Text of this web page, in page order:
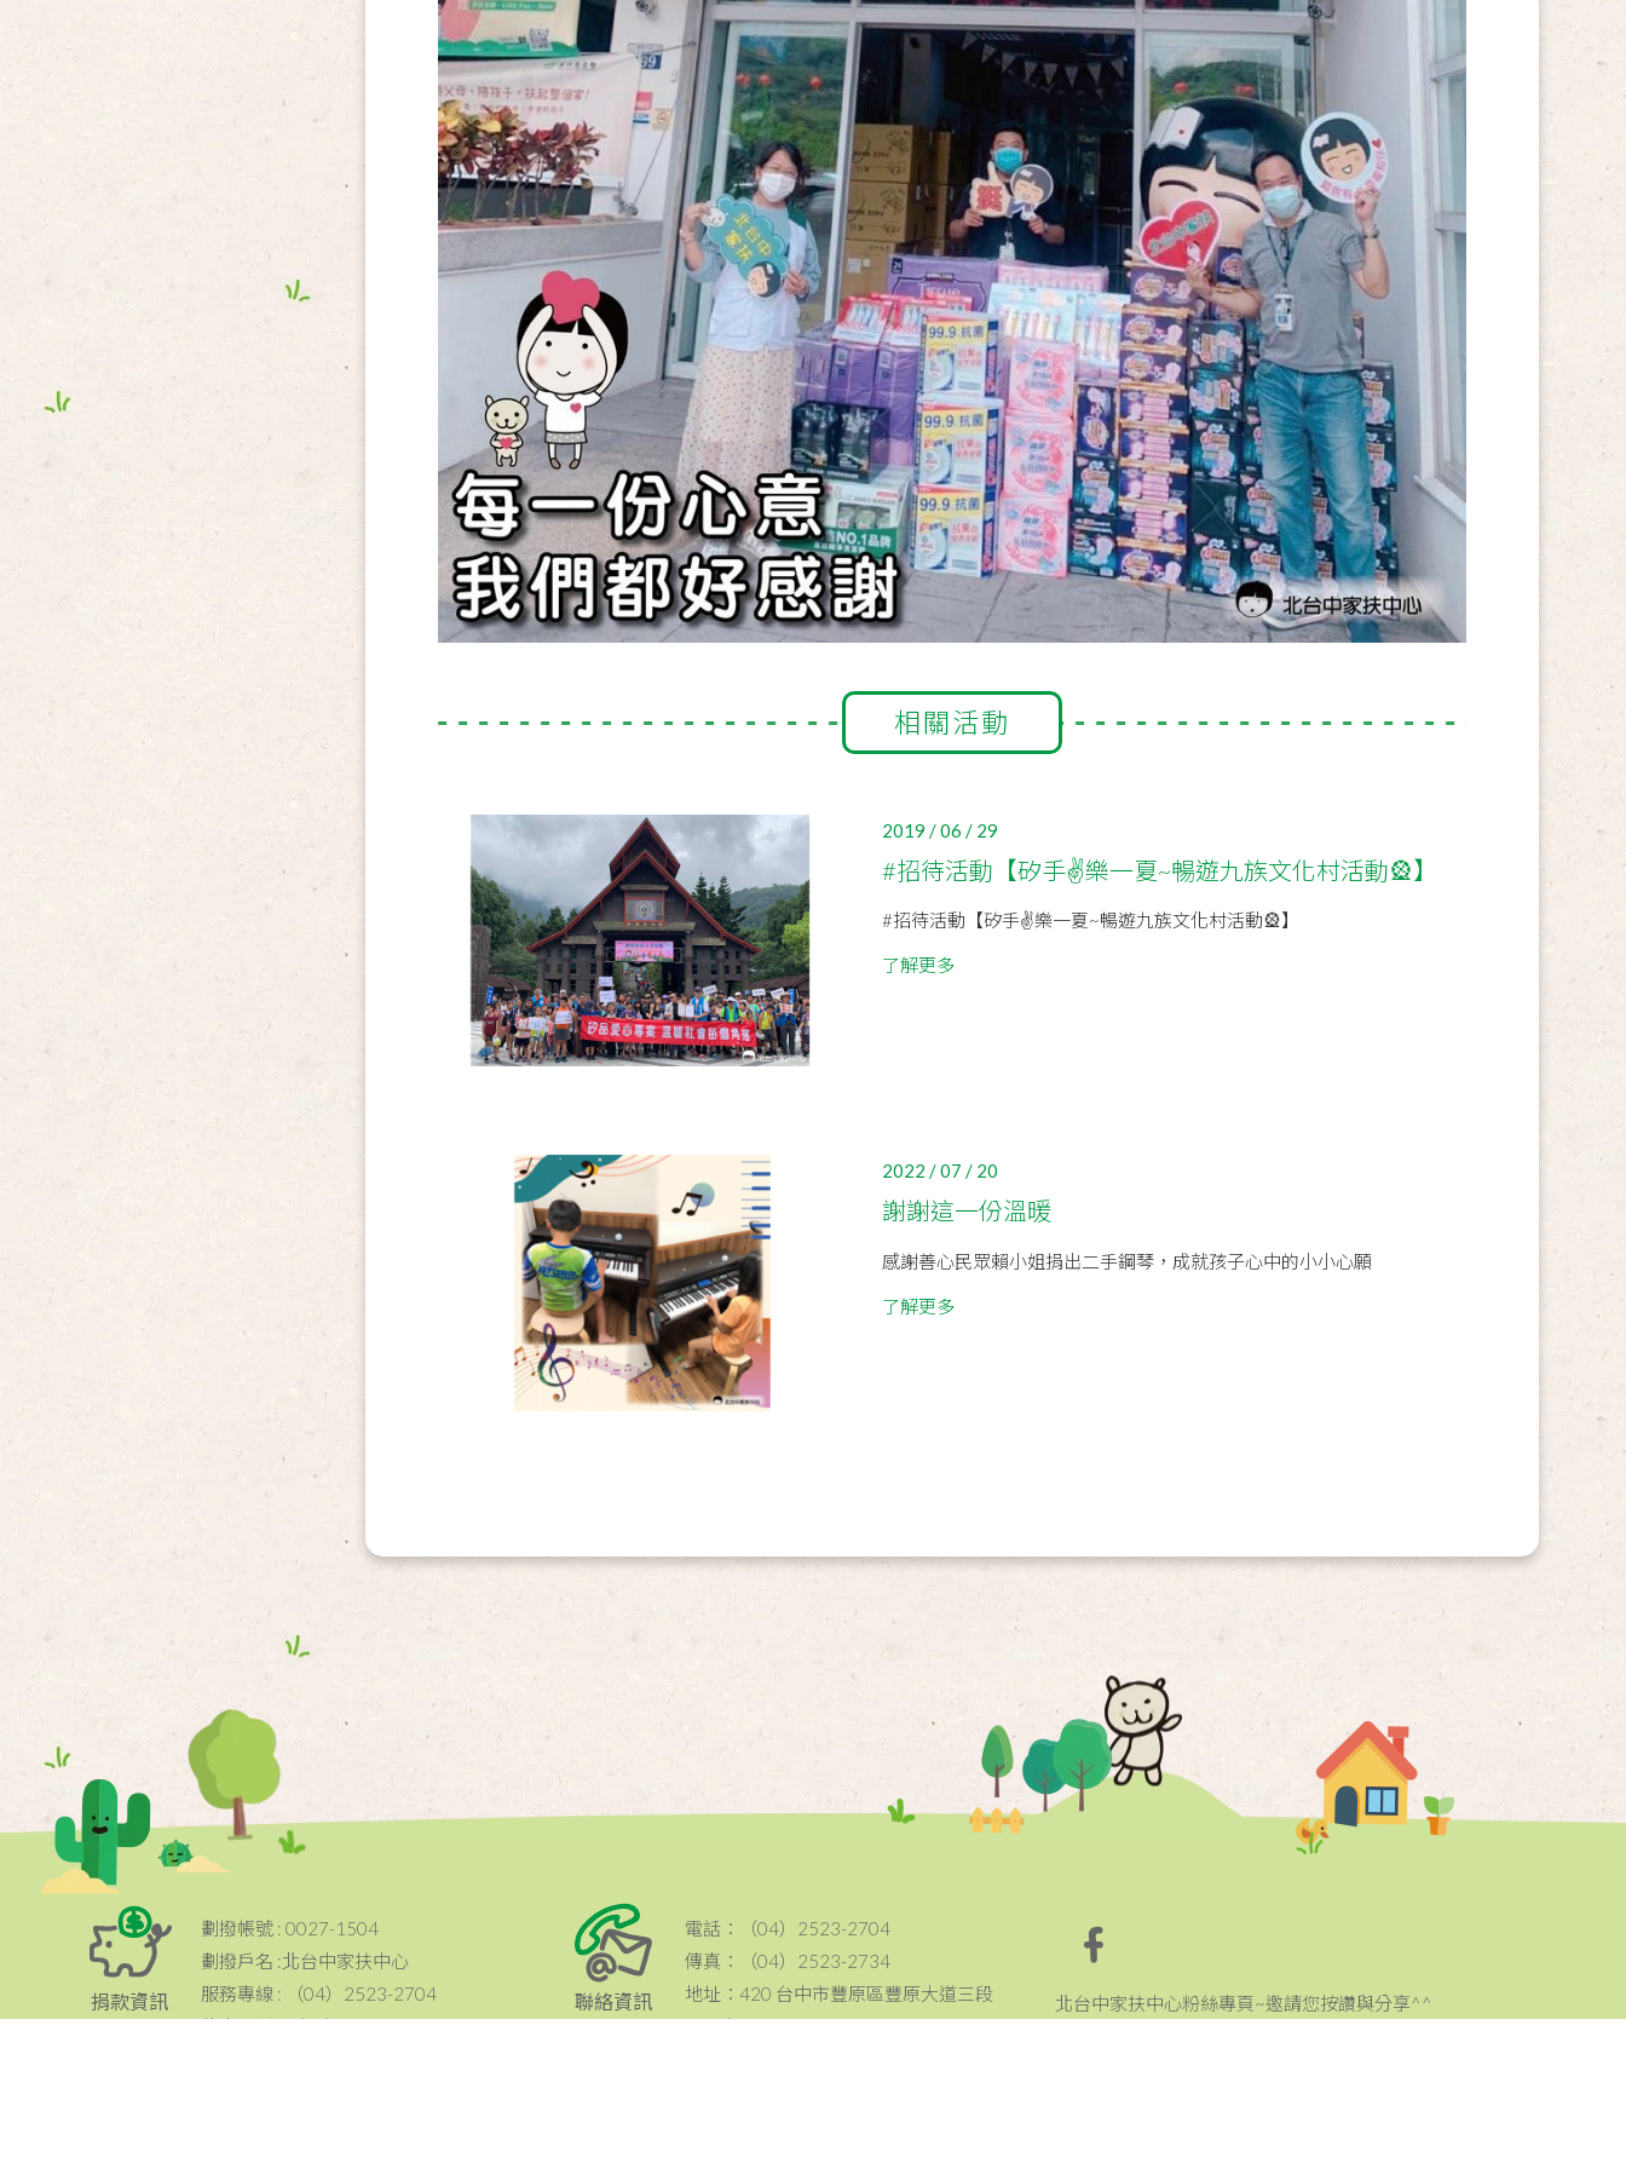
相關活動
2019 / 06 / 29
#招待活動【矽手✌樂一夏~暢遊九族文化村活動🎡】
#招待活動【矽手✌樂一夏~暢遊九族文化村活動🎡】
了解更多
2022 / 07 / 20
謝謝這一份溫暖
感謝善心民眾賴小姐捐出二手鋼琴，成就孩子心中的小小心願
了解更多
捐款資訊
劃撥帳號 : 0027-1504
劃撥戶名 :北台中家扶中心
服務專線 : （04）2523-2704
傳真電話 : （04）2523-2734
聯絡資訊
電話：（04）2523-2704
傳真：（04）2523-2734
地址：420 台中市豐原區豐原大道三段
199號
北台中家扶中心粉絲專頁~邀請您按讚與分享^^